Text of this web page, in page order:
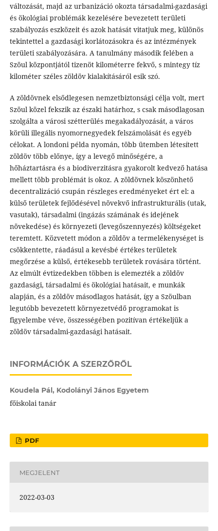
változását, majd az urbanizáció okozta társadalmi-gazdasági
és ökológiai problémák kezelésére bevezetett területi
szabályozás eszközeit és azok hatását vitatjuk meg, különös
tekintettel a gazdasági korlátozásokra és az intézmények
területi szabályozására. A tanulmány második felében a
Szöul központjától tizenöt kilométerre fekvő, s mintegy tíz
kilométer széles zöldöv kialakításáról esik szó.
A zöldövnek elsődlegesen nemzetbiztonsági célja volt, mert
Szöul közel fekszik az északi határhoz, s csak másodlagosan
szolgálta a városi szétterülés megakadályozását, a város
körüli illegális nyomornegyedek felszámolását és egyéb
célokat. A londoni példa nyomán, több ütemben létesített
zöldöv több előnye, így a levegő minőségére, a
hőháztartásra és a biodiverzitásra gyakorolt kedvező hatása
mellett több problémát is okoz. A zöldövnek köszönhető
decentralizáció csupán részleges eredményeket ért el: a
külső területek fejlődésével növekvő infrastrukturális (utak,
vasutak), társadalmi (ingázás számának és idejének
növekedése) és környezeti (levegőszennyezés) költségeket
teremtett. Közvetett módon a zöldöv a termelékenységet is
csökkentette, ráadásul a kevésbé értékes területek
megőrzése a külső, értékesebb területek rovására történt.
Az elmúlt évtizedekben többen is elemezték a zöldöv
gazdasági, társadalmi és ökológiai hatásait, e munkák
alapján, és a zöldöv másodlagos hatását, így a Szöulban
legutóbb bevezetett környezetvédő programokat is
figyelembe véve, összességében pozitívan értékeljük a
zöldöv társadalmi-gazdasági hatásait.
INFORMÁCIÓK A SZERZŐRŐL
Koudela Pál, Kodolányi János Egyetem
főiskolai tanár
PDF
MEGJELENT
2022-03-03